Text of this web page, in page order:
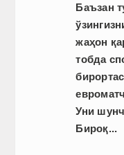
Баъзан
жаҳон
тобда
евроматч
Уни
Бироқ...